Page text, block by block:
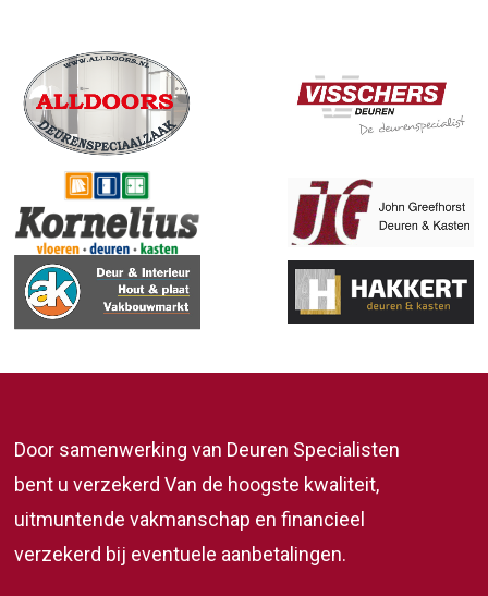
Door samenwerking van Deuren Specialisten
bent u verzekerd Van de hoogste kwaliteit,
uitmuntende vakmanschap en financieel
verzekerd bij eventuele aanbetalingen.